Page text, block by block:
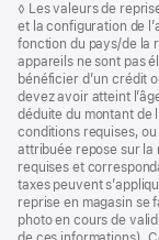
page
Note
de
bas
de
page
◊ Les valeurs de
et la configuration de
fonction du pays/de la
appareils ne sont pas
bénéficier d’un crédit
devez avoir atteint
déduite du montant de
conditions requises,
attribuée repose sur la
requises et
taxes peuvent
reprise en magasin se
photo en cours de